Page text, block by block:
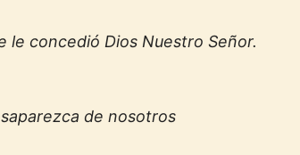
le concedió Dios Nuestro Señor.
de nosotros